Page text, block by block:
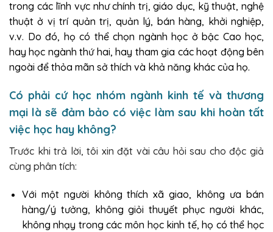
trong các lĩnh vực như chính trị, giáo dục, kỹ thuật, nghệ
thuật ở vị trí quản trị, quản lý, bán hàng, khởi nghiệp,
v.v. Do đó, họ có thể chọn ngành học ở bậc Cao học,
hay học ngành thứ hai, hay tham gia các hoạt động bên
ngoài để thỏa mãn sở thích và khả năng khác của họ.
Có phải cứ học nhóm ngành kinh tế và thương
mại là sẽ đảm bảo có việc làm sau khi hoàn tất
việc học hay không?
Trước khi trả lời, tôi xin đặt vài câu hỏi sau cho độc giả
cùng phân tích:
Với một người không thích xã giao, không ưa bán
hàng/ý tưởng, không giỏi thuyết phục người khác,
không nhạy trong các môn học kinh tế, họ có thể học